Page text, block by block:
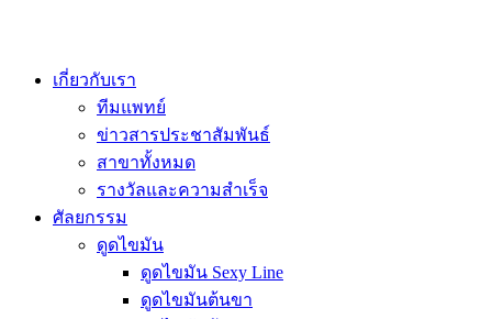
เกี่ยวกับเรา
ทีมแพทย์
ข่าวสารประชาสัมพันธ์
สาขาทั้งหมด
รางวัลและความสำเร็จ
ศัลยกรรม
ดูดไขมัน
ดูดไขมัน Sexy Line
ดูดไขมันต้นขา